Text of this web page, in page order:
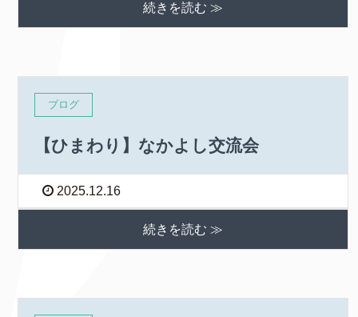
続きを読む ≫
ブログ
【ひまわり】なかよし交流会
2025.12.16
続きを読む ≫